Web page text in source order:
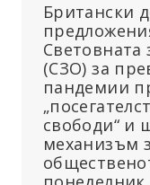
Британски
Световната
(СЗО) за
пандемии
свободи“ и
механизъм